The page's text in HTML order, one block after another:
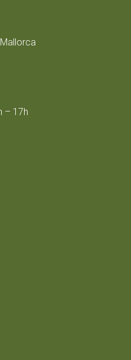
– 17h